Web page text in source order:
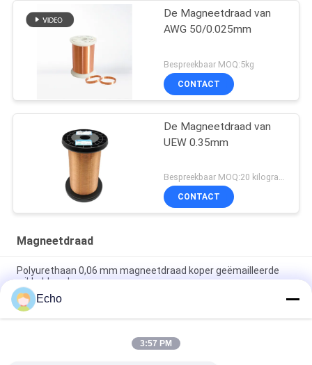
De Magneetdraad van
AWG 50/0.025mm
Bespreekbaar MOQ:5kg
CONTACT
De Magneetdraad van
UEW 0.35mm
Bespreekbaar MOQ:20 kilogram/Kilogram
CONTACT
Magneetdraad
Polyurethaan 0,06 mm magneetdraad koper geëmailleerde
wikkeldraad
0.15mm gelaagd koperen wikkeldraad gelaagd draad
meetgrafiek
de 0.036mm Geëmailleerde Draad van de Kopermagneet voor
Echo
3:57 PM